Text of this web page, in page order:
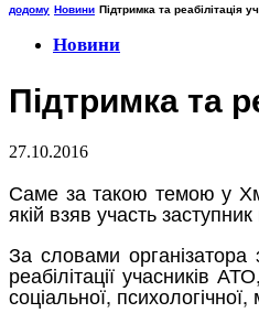
додому Новини Підтримка та реабілітація
Новини
Підтримка та
27.10.2016
Саме за такою темою у
якій взяв участь
За словами
реабілітації учасників
соціальної,